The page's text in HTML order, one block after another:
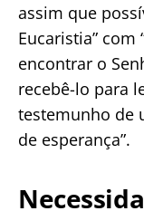
assim que
Eucaristia” com
encontrar o
recebê-lo para
testemunho de
de esperança”.